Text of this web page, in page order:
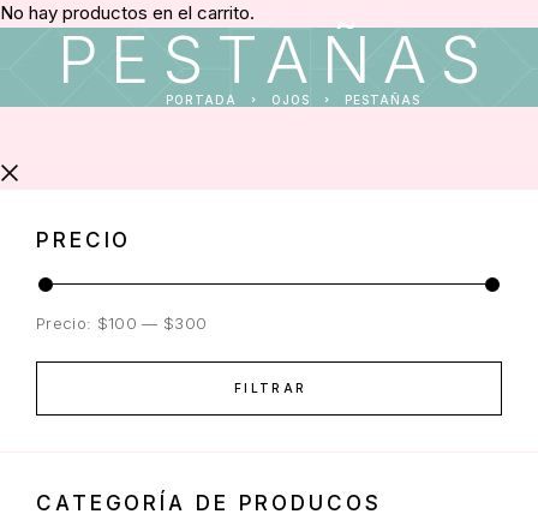
No hay productos en el carrito.
PESTAÑAS
PORTADA OJOS PESTAÑAS
PRECIO
FILTRAR
Precio: $100 — $300
CATEGORÍA DE PRODUCOS